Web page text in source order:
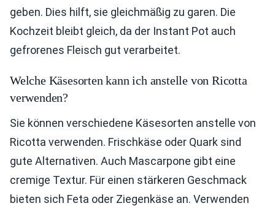
geben. Dies hilft, sie gleichmäßig zu garen. Die
Kochzeit bleibt gleich, da der Instant Pot auch
gefrorenes Fleisch gut verarbeitet.
Welche Käsesorten kann ich anstelle von Ricotta
verwenden?
Sie können verschiedene Käsesorten anstelle von
Ricotta verwenden. Frischkäse oder Quark sind
gute Alternativen. Auch Mascarpone gibt eine
cremige Textur. Für einen stärkeren Geschmack
bieten sich Feta oder Ziegenkäse an. Verwenden